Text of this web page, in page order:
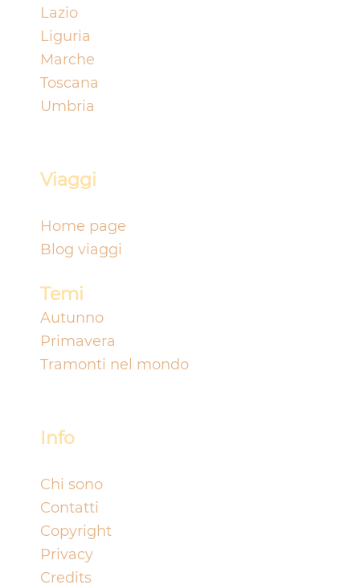
Lazio
Liguria
Marche
Toscana
Umbria
Viaggi
Home page
Blog viaggi
Temi
Autunno
Primavera
Tramonti nel mondo
Info
Chi sono
Contatti
Copyright
Privacy
Credits